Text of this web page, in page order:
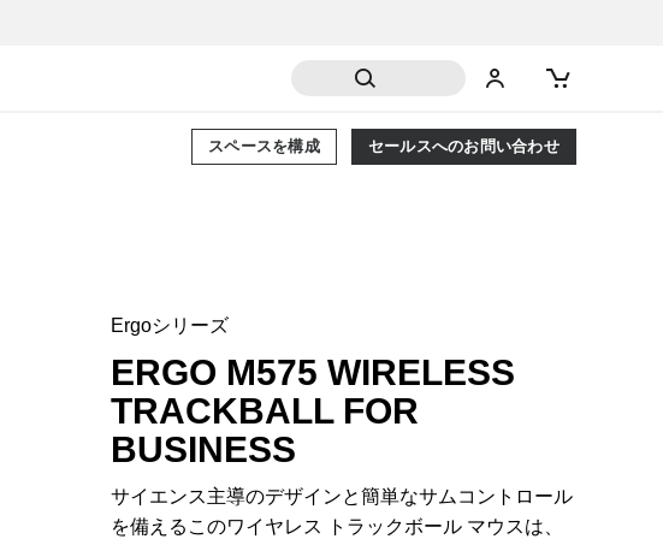
セールスへのお問い合わせ
スペースを構成
Ergoシリーズ
ERGO M575 WIRELESS
TRACKBALL FOR
BUSINESS
サイエンス主導のデザインと簡単なサムコントロール
を備えるこのワイヤレス トラックボール マウスは、